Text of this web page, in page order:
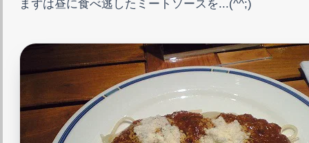
まずは昼に食べ逃したミートソースを...(^^;)